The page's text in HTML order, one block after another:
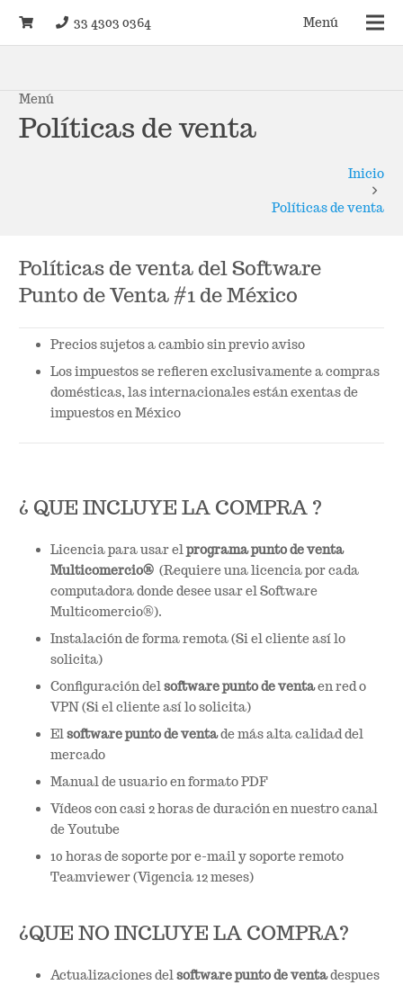
33 4303 0364 Menú
Menú
Políticas de venta
Inicio
Políticas de venta
Políticas de venta del Software
Punto de Venta #1 de México
Precios sujetos a cambio sin previo aviso
Los impuestos se refieren exclusivamente a compras
domésticas, las internacionales están exentas de
impuestos en México
¿ QUE INCLUYE LA COMPRA ?
Licencia para usar elprograma punto de venta
Multicomercio® (Requiere una licencia por cada
computadora donde desee usar el Software
Multicomercio®).
Instalación de forma remota (Si el cliente así lo
solicita)
Configuración delsoftwarepunto de ventaen red o
VPN (Si el cliente así lo solicita)
Elsoftware punto de ventade más alta calidad del
mercado
Manual de usuario en formato PDF
Vídeos con casi 2 horas de duración en nuestro canal
de Youtube
10 horas de soporte por e-mail y soporte remoto
Teamviewer (Vigencia 12 meses)
¿QUE NO INCLUYE LA COMPRA?
Actualizaciones delsoftware punto de ventadespues